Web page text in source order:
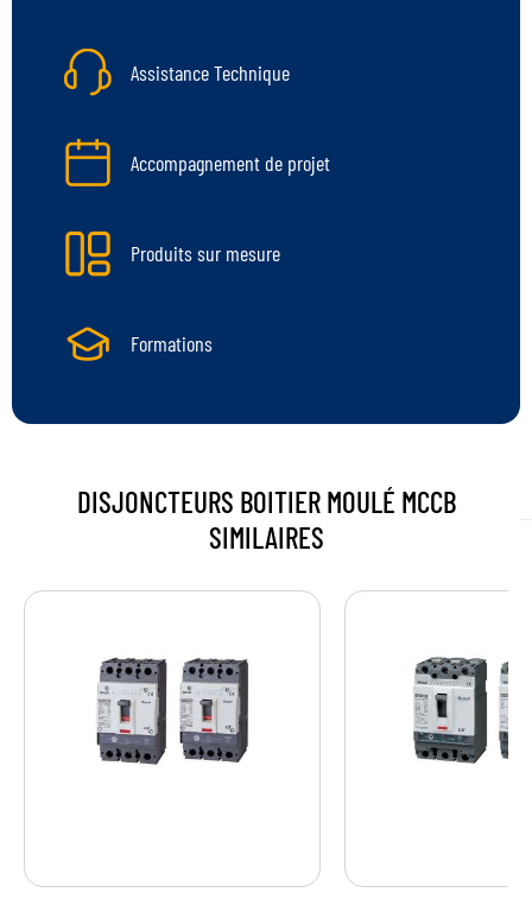
Assistance Technique
Accompagnement de projet
Produits sur mesure
Formations
DISJONCTEURS BOITIER MOULÉ MCCB
SIMILAIRES